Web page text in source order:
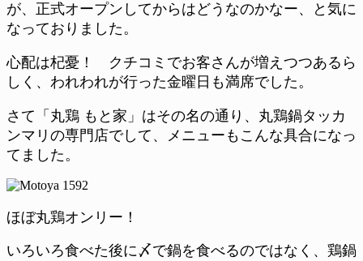
が、正式オープンしてからはどうなのかなー、と気に
なっておりました。
心配は杞憂！ クチコミでお客さんが増えつつあるら
しく、われわれが行った金曜日も満席でした。
さて「丸鶏 もと家」はその名の通り、丸鶏鍋タッカ
ンマリの専門店でして、メニューもこんな具合になっ
てました。
ほぼ丸鶏オンリー！
いろいろ食べた後に〆で鍋を食べるのではなく、鶏鍋